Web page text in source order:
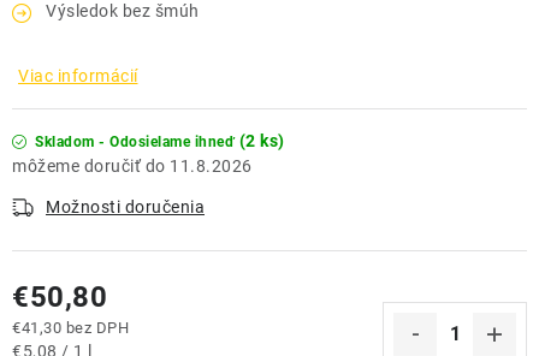
Výsledok bez šmúh
Viac informácií
Skladom - Odosielame ihneď (2 ks)
11.8.2026
Možnosti doručenia
€50,80
€41,30 bez DPH
Jednotková cena:
€5,08 / 1 l